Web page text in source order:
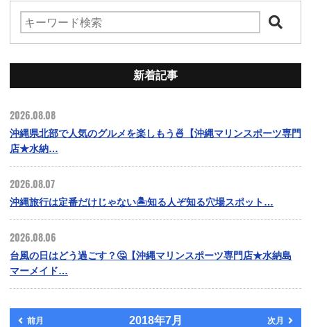
新着記事
2026.08.08
沖縄県北部で人気のグルメを楽しもう🍜【沖縄マリンスポーツ専門
店★水納…
2026.08.07
沖縄旅行は定番だけじゃない🏝️知る人ぞ知る穴場スポット…
2026.08.06
台風の日はどう過ごす？🤔【沖縄マリンスポーツ専門店★水納島
マーメイド…
前月 2018年7月 次月